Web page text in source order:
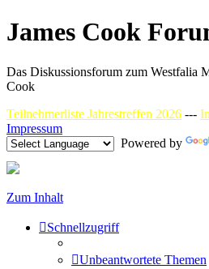
James Cook
Das Diskussionsforum zum Westfalia
Cook
Teilnehmerliste Jahrestreffen 2026 ---
Impressum
Powered by
Zum Inhalt
Schnellzugriff
Unbeantwortete Themen